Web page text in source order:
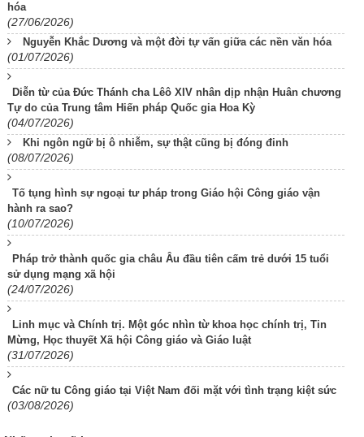
hóa
(27/06/2026)
Nguyễn Khắc Dương và một đời tự vấn giữa các nền văn hóa
(01/07/2026)
Diễn từ của Đức Thánh cha Lêô XIV nhân dịp nhận Huân chương
Tự do của Trung tâm Hiến pháp Quốc gia Hoa Kỳ
(04/07/2026)
Khi ngôn ngữ bị ô nhiễm, sự thật cũng bị đóng đinh
(08/07/2026)
Tố tụng hình sự ngoại tư pháp trong Giáo hội Công giáo vận
hành ra sao?
(10/07/2026)
Pháp trở thành quốc gia châu Âu đầu tiên cấm trẻ dưới 15 tuổi
sử dụng mạng xã hội
(24/07/2026)
Linh mục và Chính trị. Một góc nhìn từ khoa học chính trị, Tin
Mừng, Học thuyết Xã hội Công giáo và Giáo luật
(31/07/2026)
Các nữ tu Công giáo tại Việt Nam đối mặt với tình trạng kiệt sức
(03/08/2026)